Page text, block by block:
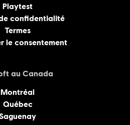
Playtest
confidentialité
Termes
le consentement
au Canada
Montréal
Québec